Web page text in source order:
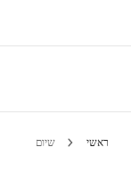
ראשי שיום